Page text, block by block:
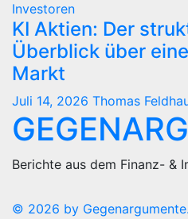
Investoren
KI Aktien: Der
Überblick über
Markt
Juli 14, 2026 Thomas
Berichte aus dem Finanz- &
© 2026 by